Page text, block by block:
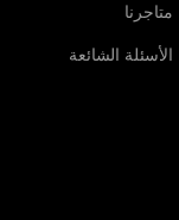
متاجرنا
الأسئلة الشائعة